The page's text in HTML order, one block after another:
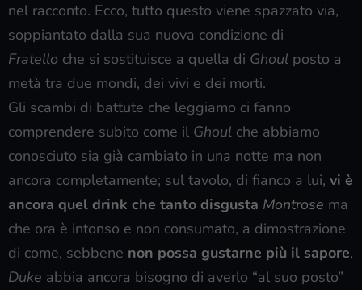
nel racconto. Ecco, tutto questo viene spazzato via,
soppiantato dalla sua nuova condizione di
Fratello che si sostituisce a quella di Ghoul posto a
metà tra due mondi, dei vivi e dei morti.
Gli scambi di battute che leggiamo ci fanno
comprendere subito come il Ghoul che abbiamo
conosciuto sia già cambiato in una notte ma non
ancora completamente; sul tavolo, di fianco a lui, vi è
ancora quel drink che tanto disgusta Montrose ma
che ora è intonso e non consumato, a dimostrazione
di come, sebbene non possa gustarne più il sapore,
Duke abbia ancora bisogno di averlo “al suo posto”